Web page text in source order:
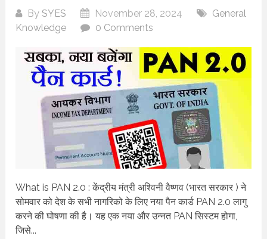
BySYES November 28, 2024
General
Knowledge
0 Comments
What is PAN 2.0 : केंद्रीय मंत्री अश्विनी वैष्णव (भारत सरकार ) ने
सोमवार को देश के सभी नागरिको के लिए नया पैन कार्ड PAN 2.0 लागु
करने की घोषणा की है। यह एक नया और उन्नत PAN सिस्टम होगा,
जिसे...